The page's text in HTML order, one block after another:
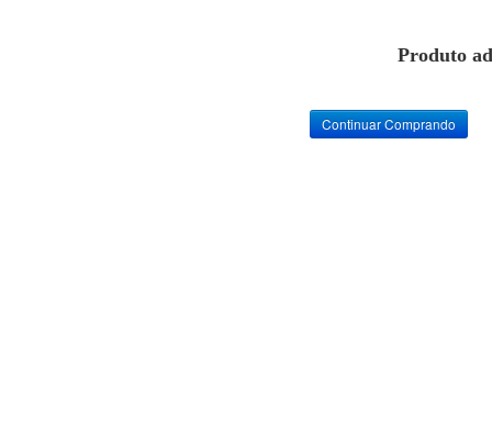
Produto
Continuar Comprando